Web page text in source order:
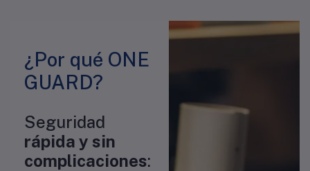
¿Por qué ONE
GUARD?
Seguridad
rápida y sin
complicaciones: